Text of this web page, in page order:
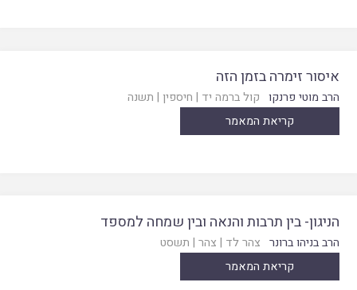
איסור זימרה בזמן הזה
הרב מוטי פרנקו קול ברמה יד | חיספין | תשנה
קריאת המאמר
הניגון- בין תרבות והנאה ובין שמחה למספד
הרב בניהו ברונר צהר לד | צהר | תשסט
קריאת המאמר